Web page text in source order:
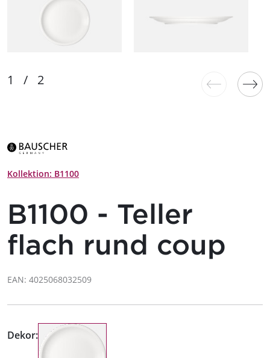
Kollektion: B1100
B1100 - Teller
flach rund coup
EAN: 4025068032509
Dekor: